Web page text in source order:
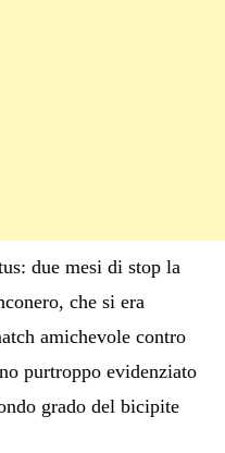
due mesi di stop la
che si era
amichevole contro
purtroppo evidenziato
grado del bicipite